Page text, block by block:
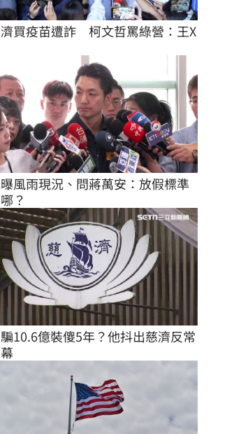
買疫苗遭詐　柯文哲罵綠營：王X
風雨現況、問蔣萬安：放假標準
？
10.6億裝傻5年？他抖出慈濟反常